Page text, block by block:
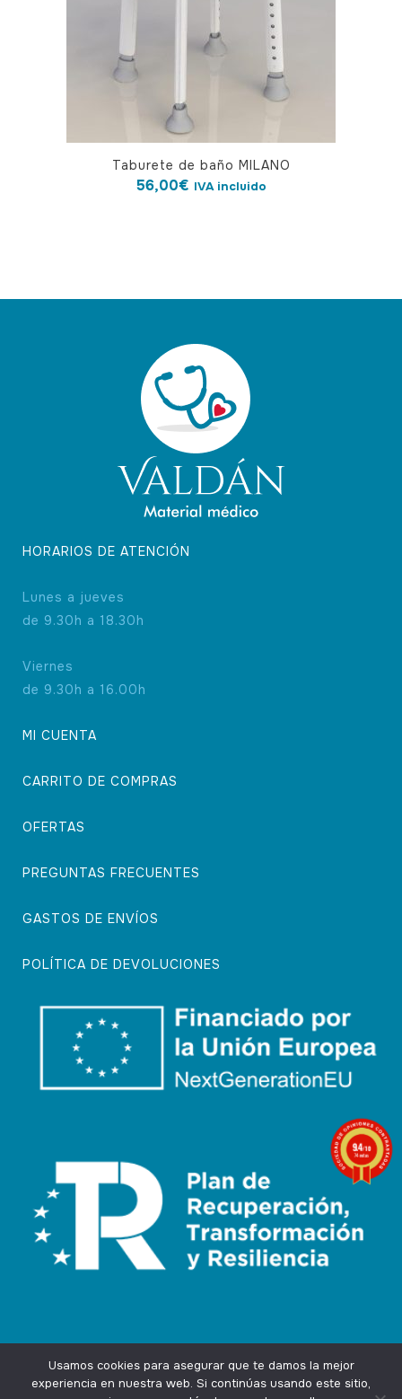
Taburete de baño MILANO
56,00€ IVA incluido
HORARIOS DE ATENCIÓN
Lunes a jueves
de 9.30h a 18.30h
Viernes
de 9.30h a 16.00h
MI CUENTA
CARRITO DE COMPRAS
OFERTAS
PREGUNTAS FRECUENTES
GASTOS DE ENVÍOS
POLÍTICA DE DEVOLUCIONES
Usamos cookies para asegurar que te damos la mejor
experiencia en nuestra web. Si continúas usando este sitio,
9.4/10
74 notas